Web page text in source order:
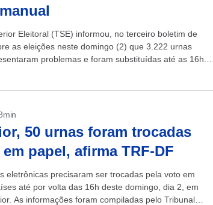
Eleitoral (TSE) informou, no terceiro boletim de
as eleições neste domingo (2) que 3.222 urnas
problemas e foram substituídas até as 16h.
50 urnas foram trocadas
papel, afirma TRF-DF
eletrônicas precisaram ser trocadas pela voto em
até por volta das 16h deste domingo, dia 2, em
As informações foram compiladas pelo Tribunal